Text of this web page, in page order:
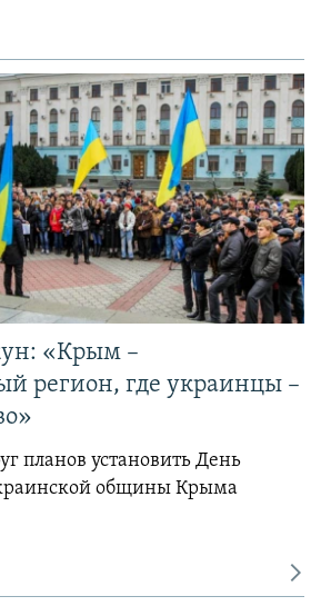
«Крым –
регион, где украинцы –
планов установить День
общины Крыма